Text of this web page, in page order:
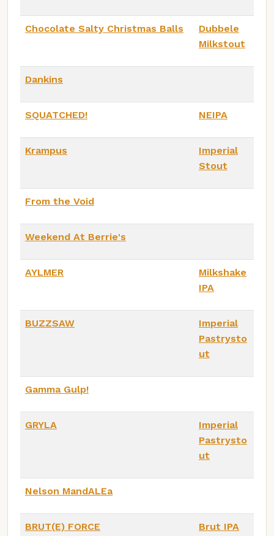
Chocolate Salty Christmas Balls
Dubbele
Milkstout
Dankins
SQUATCHED! NEIPA
Krampus
Imperial
Stout
From the Void
Weekend At Berrie's
AYLMER
Milkshake
IPA
BUZZSAW
Imperial
Pastrysto
ut
Gamma Gulp!
GRYLA
Imperial
Pastrysto
ut
Nelson MandALEa
BRUT(E) FORCE Brut IPA